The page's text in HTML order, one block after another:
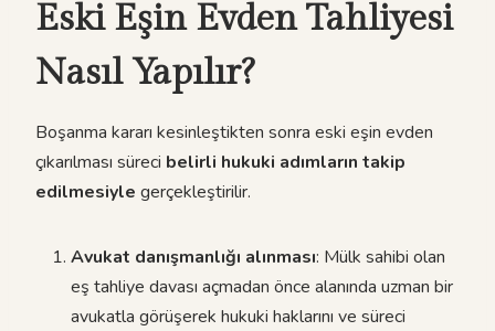
Eski Eşin Evden Tahliyesi
Nasıl Yapılır?
Boşanma kararı kesinleştikten sonra eski eşin evden
çıkarılması süreci belirli hukuki adımların takip
edilmesiyle gerçekleştirilir.
Avukat danışmanlığı alınması: Mülk sahibi olan
eş tahliye davası açmadan önce alanında uzman bir
avukatla görüşerek hukuki haklarını ve süreci